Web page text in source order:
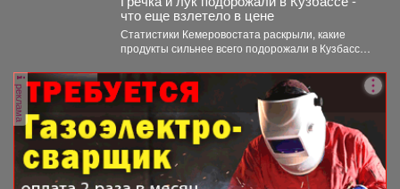
что еще взлетело в цене
Статистики Кемеровостата раскрыли, какие
продукты сильнее всего подорожали в Кузбассе
реклама